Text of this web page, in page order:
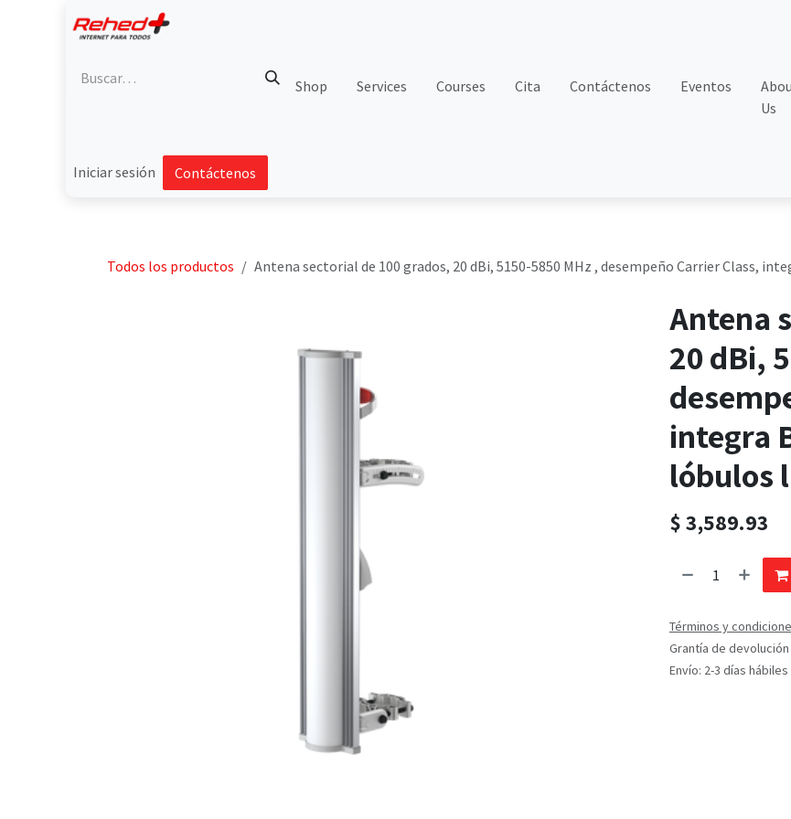
Shop Services Courses Cita Contáctenos Eventos
Us
Iniciar sesión Contáctenos
Todos los productos Antena sectorial de 100 grados, 20 dBi, 5150-5850 MHz , desempeño Carrier Class,
Antena
20 dBi,
integra
lóbulos
$3,589.93
Términos y
Grantía de
Envío: 2-3 días hábiles